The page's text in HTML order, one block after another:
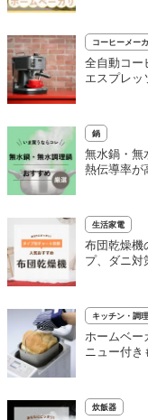
コーヒーメー
全自動コー
エスプレッ
鍋
無水鍋・無
熱伝導率が
生活家電
布団乾燥機
プ、ダニ対
キッチン・調
ホームベー
ニュー付き
炊飯器